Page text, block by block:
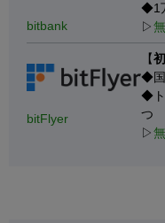
bitbank
◆1
▷
bitFlyer
【
◆国
◆ト
つ
▷